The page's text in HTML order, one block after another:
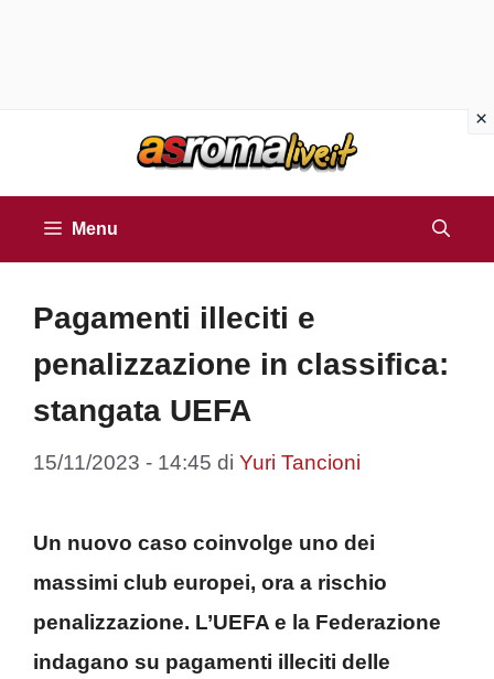
Menu
Pagamenti illeciti e
penalizzazione in classifica:
stangata UEFA
15/11/2023 - 14:45 di Yuri Tancioni
Un nuovo caso coinvolge uno dei
massimi club europei, ora a rischio
penalizzazione. L’UEFA e la Federazione
indagano su pagamenti illeciti delle